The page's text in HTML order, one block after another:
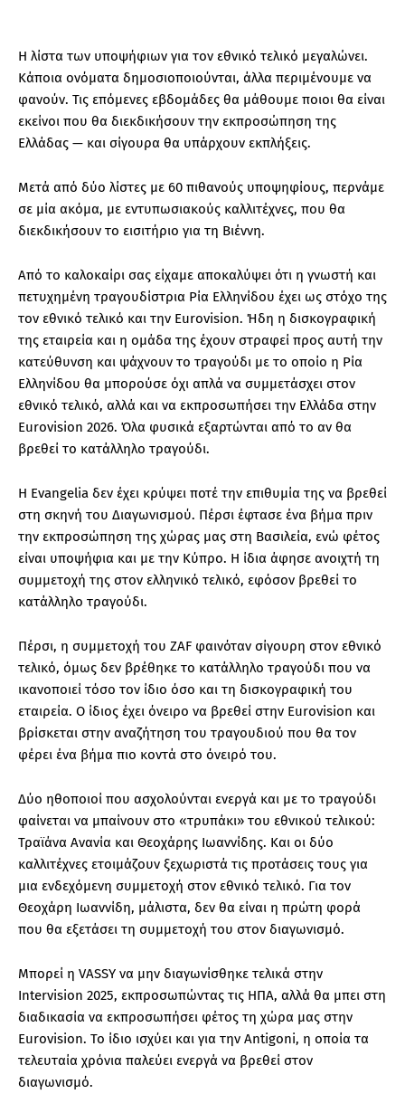
Η λίστα των υποψήφιων για τον εθνικό τελικό μεγαλώνει.
Κάποια ονόματα δημοσιοποιούνται, άλλα περιμένουμε να
φανούν. Τις επόμενες εβδομάδες θα μάθουμε ποιοι θα είναι
εκείνοι που θα διεκδικήσουν την εκπροσώπηση της
Ελλάδας — και σίγουρα θα υπάρχουν εκπλήξεις.
Μετά από δύο λίστες με 60 πιθανούς υποψηφίους, περνάμε
σε μία ακόμα, με εντυπωσιακούς καλλιτέχνες, που θα
διεκδικήσουν το εισιτήριο για τη Βιέννη.
Από το καλοκαίρι σας είχαμε αποκαλύψει ότι η γνωστή και
πετυχημένη τραγουδίστρια Ρία Ελληνίδου έχει ως στόχο της
τον εθνικό τελικό και την Eurovision. Ήδη η δισκογραφική
της εταιρεία και η ομάδα της έχουν στραφεί προς αυτή την
κατεύθυνση και ψάχνουν το τραγούδι με το οποίο η Ρία
Ελληνίδου θα μπορούσε όχι απλά να συμμετάσχει στον
εθνικό τελικό, αλλά και να εκπροσωπήσει την Ελλάδα στην
Eurovision 2026. Όλα φυσικά εξαρτώνται από το αν θα
βρεθεί το κατάλληλο τραγούδι.
Η Evangelia δεν έχει κρύψει ποτέ την επιθυμία της να βρεθεί
στη σκηνή του Διαγωνισμού. Πέρσι έφτασε ένα βήμα πριν
την εκπροσώπηση της χώρας μας στη Βασιλεία, ενώ φέτος
είναι υποψήφια και με την Κύπρο. Η ίδια άφησε ανοιχτή τη
συμμετοχή της στον ελληνικό τελικό, εφόσον βρεθεί το
κατάλληλο τραγούδι.
Πέρσι, η συμμετοχή του ZAF φαινόταν σίγουρη στον εθνικό
τελικό, όμως δεν βρέθηκε το κατάλληλο τραγούδι που να
ικανοποιεί τόσο τον ίδιο όσο και τη δισκογραφική του
εταιρεία. Ο ίδιος έχει όνειρο να βρεθεί στην Eurovision και
βρίσκεται στην αναζήτηση του τραγουδιού που θα τον
φέρει ένα βήμα πιο κοντά στο όνειρό του.
Δύο ηθοποιοί που ασχολούνται ενεργά και με το τραγούδι
φαίνεται να μπαίνουν στο «τρυπάκι» του εθνικού τελικού:
Τραϊάνα Ανανία και Θεοχάρης Ιωαννίδης. Και οι δύο
καλλιτέχνες ετοιμάζουν ξεχωριστά τις προτάσεις τους για
μια ενδεχόμενη συμμετοχή στον εθνικό τελικό. Για τον
Θεοχάρη Ιωαννίδη, μάλιστα, δεν θα είναι η πρώτη φορά
που θα εξετάσει τη συμμετοχή του στον διαγωνισμό.
Μπορεί η VASSY να μην διαγωνίσθηκε τελικά στην
Intervision 2025, εκπροσωπώντας τις ΗΠΑ, αλλά θα μπει στη
διαδικασία να εκπροσωπήσει φέτος τη χώρα μας στην
Eurovision. Το ίδιο ισχύει και για την Antigoni, η οποία τα
τελευταία χρόνια παλεύει ενεργά να βρεθεί στον
διαγωνισμό.